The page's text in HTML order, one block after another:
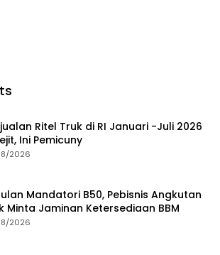
Ritel Truk di RI Januari -Juli 2026
Ini Pemicuny
2026
Mandatori B50, Pebisnis Angkutan
Minta Jaminan Ketersediaan BBM
2026